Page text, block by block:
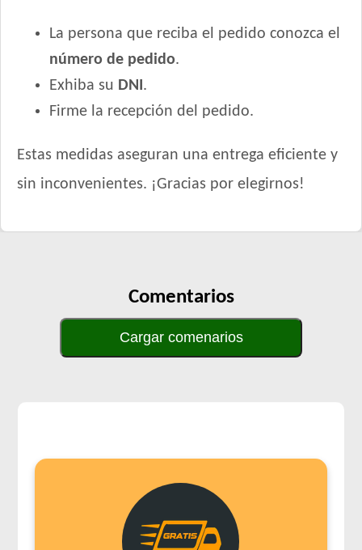
La persona que reciba el pedido conozca el
número de pedido.
Exhiba su DNI.
Firme la recepción del pedido.
Estas medidas aseguran una entrega eficiente y
sin inconvenientes. ¡Gracias por elegirnos!
Comentarios
Cargar comenarios